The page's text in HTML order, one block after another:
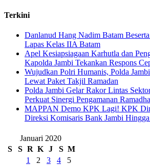
Terkini
Danlanud Hang Nadim Batam
Lapas Kelas IIA Batam
Apel Kesiapsiagaan Karhutla dan
Kapolda Jambi Tekankan Respons
Wujudkan Polri Humanis, Polda
Lewat Paket Takjil Ramadan
Polda Jambi Gelar Rakor Lintas
Perkuat Sinergi Pengamanan
‎MAPPAN Demo KPK Lagi! KPK
Direksi Komisaris Bank Jambi
Januari 2020
S
S R K J S M
1
2 3 4
5